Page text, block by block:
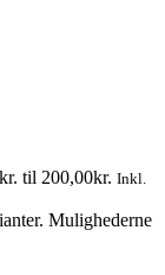
til 200,00kr. Inkl.
Mulighederne